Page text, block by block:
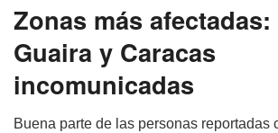
Zonas más afectadas:
Guaira y Caracas
incomunicadas
Buena parte de las personas reportadas